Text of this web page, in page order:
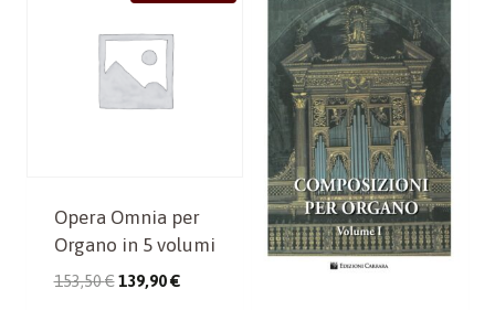
Opera Omnia per
Organo in 5 volumi
153,50€ Il
139,90€Il